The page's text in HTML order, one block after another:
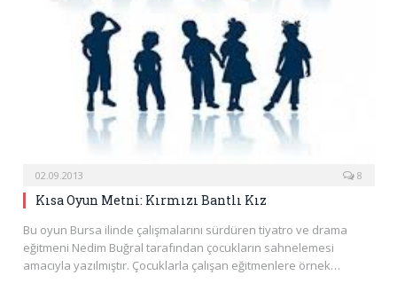
02.09.2013 8
Kısa Oyun Metni: Kırmızı Bantlı Kız
Bu oyun Bursa ilinde çalışmalarını sürdüren tiyatro ve drama
eğitmeni Nedim Buğral tarafından çocukların sahnelemesi
amacıyla yazılmıştır. Çocuklarla çalışan eğitmenlere örnek…